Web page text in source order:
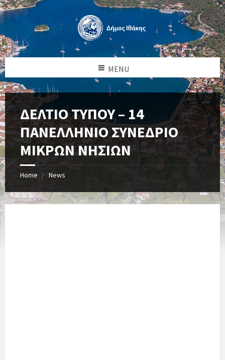
MENU
ΔΕΛΤΙΟ ΤΥΠΟΥ – 14
ΠΑΝΕΛΛΗΝΙΟ ΣΥΝΕΔΡΙΟ
ΜΙΚΡΩΝ ΝΗΣΙΩΝ
Home News